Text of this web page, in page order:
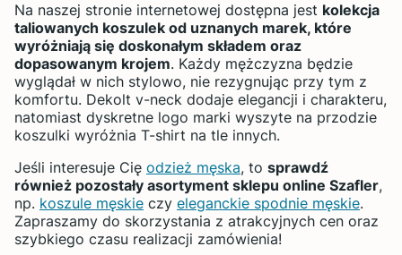
Na naszej stronie internetowej dostępna jest kolekcja
taliowanych koszulek od uznanych marek, które
wyróżniają się doskonałym składem oraz
dopasowanym krojem. Każdy mężczyzna będzie
wyglądał w nich stylowo, nie rezygnując przy tym z
komfortu. Dekolt v-neck dodaje elegancji i charakteru,
natomiast dyskretne logo marki wyszyte na przodzie
koszulki wyróżnia T-shirt na tle innych.
Jeśli interesuje Cię odzież męska, to sprawdź
również pozostały asortyment sklepu online Szafler,
np. koszule męskie czy eleganckie spodnie męskie.
Zapraszamy do skorzystania z atrakcyjnych cen oraz
szybkiego czasu realizacji zamówienia!